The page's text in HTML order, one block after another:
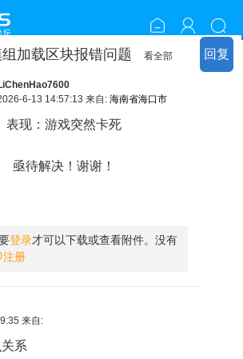
回复
加载区块报错问题 看全部
6-13 14:57:13 来自: 海南省海口市
表现：游戏突然卡死
亟待解决！谢谢！
登录才可以下载或查看附件。没有
注册
来自:
系